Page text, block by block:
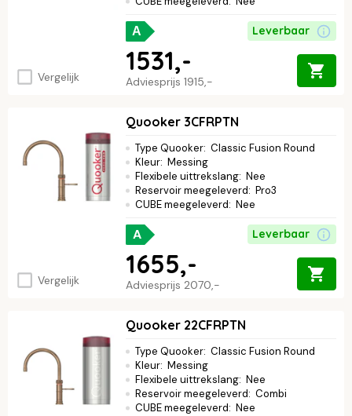
Vergelijk
A Leverbaar
Adviesprijs 1915,-
1531,-
Vergelijk
Quooker 3CFRPTN
Type Quooker: Classic Fusion Round
Kleur: Messing
Flexibele uittrekslang: Nee
Reservoir meegeleverd: Pro3
CUBE meegeleverd: Nee
A Leverbaar
Adviesprijs 2070,-
1655,-
Quooker 22CFRPTN
Type Quooker: Classic Fusion Round
Kleur: Messing
Flexibele uittrekslang: Nee
Reservoir meegeleverd: Combi
CUBE meegeleverd: Nee